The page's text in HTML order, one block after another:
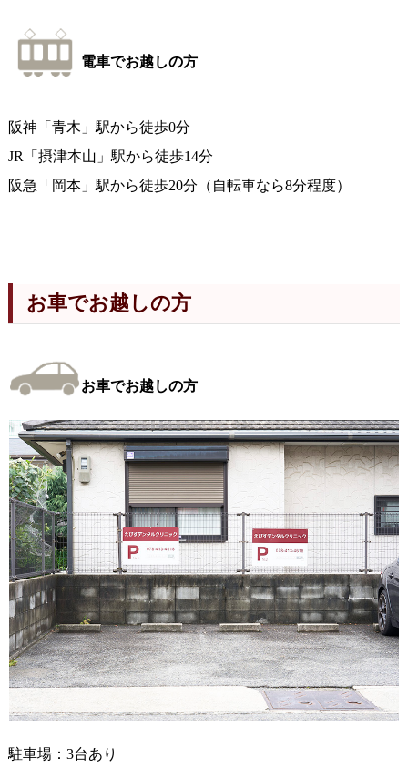
電車でお越しの方
阪神「青木」駅から徒歩0分
JR「摂津本山」駅から徒歩14分
阪急「岡本」駅から徒歩20分（自転車なら8分程度）
お車でお越しの方
お車でお越しの方
駐車場：3台あり